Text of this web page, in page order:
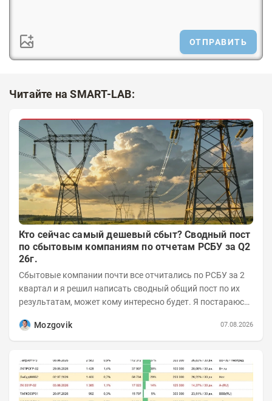
ОТПРАВИТЬ
Читайте на SMART-LAB:
Кто сейчас самый дешевый сбыт? Сводный пост
по сбытовым компаниям по отчетам РСБУ за Q2
26г.
Сбытовые компании почти все отчитались по РСБУ за 2
квартал и я решил написать сводный общий пост по их
результатам, может кому интересно будет. Я постараюсь
Mozgovik
07.08.2026